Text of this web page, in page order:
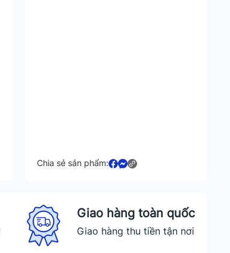
Chia sẻ sản phẩm:
Giao hàng toàn quốc
Giao hàng thu tiền tận nơi